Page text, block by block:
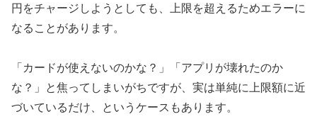
円をチャージしようとしても、上限を超えるためエラーに
なることがあります。
「カードが使えないのかな？」「アプリが壊れたのか
な？」と焦ってしまいがちですが、実は単純に上限額に近
づいているだけ、というケースもあります。